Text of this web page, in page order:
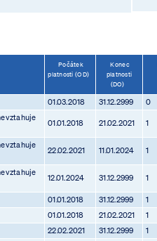
Počátek
platnosti (OD)
Konec
platnosti
(DO)
01.03.2018 31.12.2999 0
01.01.2018 21.02.2021 1
22.02.2021 11.01.2024 1
12.01.2024 31.12.2999 1
01.01.2018 31.12.2999 1
01.01.2018 21.02.2021 1
22.02.2021 31.12.2999 1